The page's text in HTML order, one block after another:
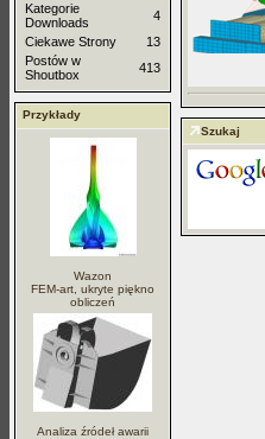
Kategorie
Downloads
4
Ciekawe Strony
13
Postów w
Shoutbox
413
Przykłady
Wazon
FEM-art, ukryte piękno
obliczeń
Analiza źródeł awarii
Szukaj